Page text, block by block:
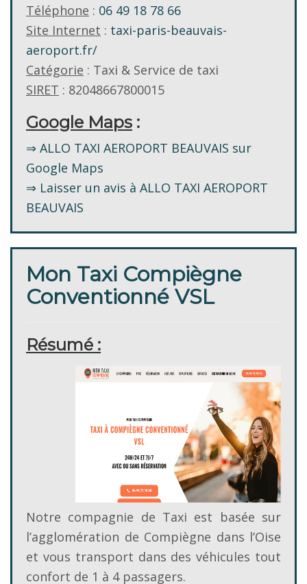
Téléphone : 06 49 18 78 66
Site Internet : taxi-paris-beauvais-
aeroport.fr/
Catégorie : Taxi & Service de taxi
SIRET : 82048667800015
Google Maps :
⇒ ALLO TAXI AEROPORT BEAUVAIS sur
Google Maps
⇒ Laisser un avis à ALLO TAXI AEROPORT
BEAUVAIS
Mon Taxi Compiègne
Conventionné VSL
Résumé :
Notre compagnie de Taxi est basée sur
l’agglomération de Compiègne dans l’Oise
et vous transport dans des véhicules tout
confort de 1 à 4 passagers.